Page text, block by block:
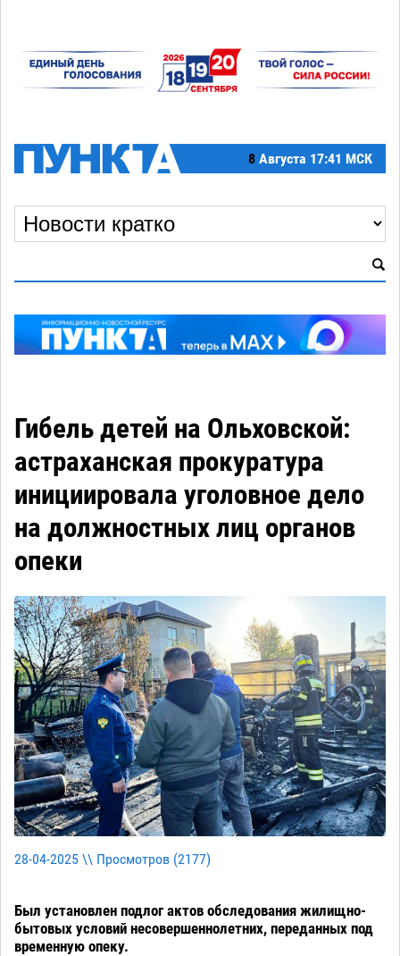
8 Августа 17:41 МСК
Гибель детей на Ольховской:
астраханская прокуратура
инициировала уголовное дело
на должностных лиц органов
опеки
28-04-2025 \\ Просмотров (2177)
Был установлен подлог актов обследования жилищно-
бытовых условий несовершеннолетних, переданных под
временную опеку.